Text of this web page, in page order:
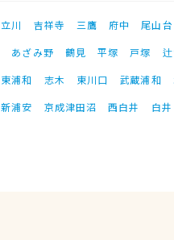
立川 吉祥寺 三鷹 府中 尾山台
あざみ野 鶴見 平塚 戸塚
東浦和 志木 東川口 武蔵浦和
新浦安 京成津田沼 西白井 白井